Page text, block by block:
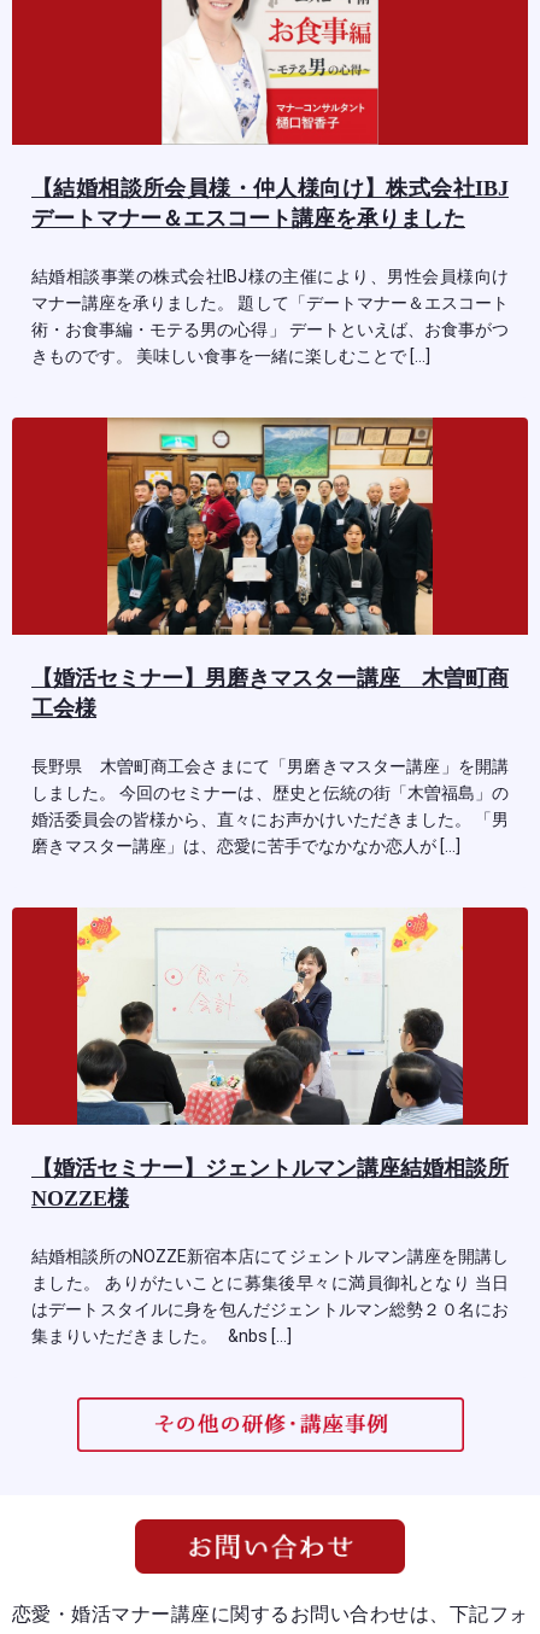
【結婚相談所会員様・仲人様向け】株式会社IBJ
デートマナー＆エスコート講座を承りました
結婚相談事業の株式会社IBJ様の主催により、男性会員様向け
マナー講座を承りました。 題して「デートマナー＆エスコート
術・お食事編・モテる男の心得」 デートといえば、お食事がつ
きものです。 美味しい食事を一緒に楽しむことで […]
【婚活セミナー】男磨きマスター講座 木曽町商
工会様
長野県 木曽町商工会さまにて「男磨きマスター講座」を開講
しました。 今回のセミナーは、歴史と伝統の街「木曽福島」の
婚活委員会の皆様から、直々にお声かけいただきました。 「男
磨きマスター講座」は、恋愛に苦手でなかなか恋人が […]
【婚活セミナー】ジェントルマン講座結婚相談所
NOZZE様
結婚相談所のNOZZE新宿本店にてジェントルマン講座を開講し
ました。 ありがたいことに募集後早々に満員御礼となり 当日
はデートスタイルに身を包んだジェントルマン総勢２０名にお
集まりいただきました。 &nbs […]
恋愛・婚活マナー講座に関するお問い合わせは、下記フォ